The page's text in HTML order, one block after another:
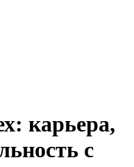
карьера,
c